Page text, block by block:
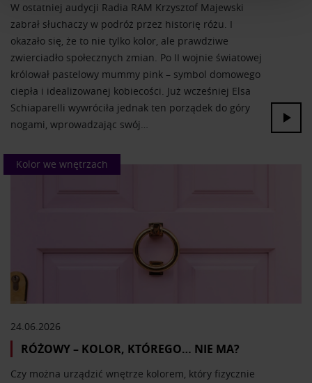
i reklam, aby oferować funkcje społecznościowe i
analizować ruch w naszej witrynie. Informacje o tym, jak
korzystasz z naszej witryny, udostępniamy partnerom
społecznościowym, reklamowym i analitycznym.
Partnerzy mogą połączyć te informacje z innymi danymi
otrzymanymi od Ciebie lub uzyskanymi podczas
korzystania z ich usług.
W ostatniej audycji Radia RAM Krzysztof Majewski
zabrał słuchaczy w podróż przez historię różu. I
okazało się, że to nie tylko kolor, ale prawdziwe
zwierciadło społecznych zmian. Po II wojnie światowej
królował pastelowy mummy pink – symbol domowego
ciepła i idealizowanej kobiecości. Już wcześniej Elsa
Schiaparelli wywróciła jednak ten porządek do góry
nogami, wprowadzając swój…
Kolor we wnętrzach
24.06.2026
RÓŻOWY – KOLOR, KTÓREGO… NIE MA?
Czy można urządzić wnętrze kolorem, który fizycznie